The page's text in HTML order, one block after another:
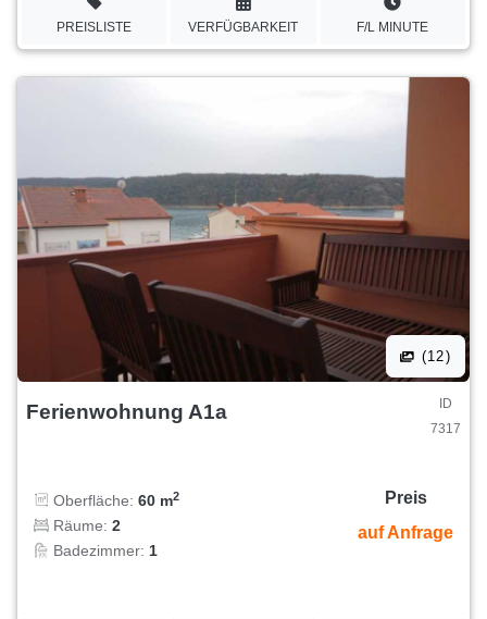
PREISLISTE VERFÜGBARKEIT F/L MINUTE
(12)
Ferienwohnung A1a
ID
7317
Oberfläche: 60 m2
Räume: 2
Badezimmer: 1
Preis
auf Anfrage